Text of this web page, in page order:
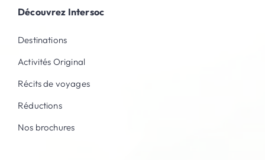
Découvrez Intersoc
Destinations
Activités Original
Récits de voyages
Réductions
Nos brochures